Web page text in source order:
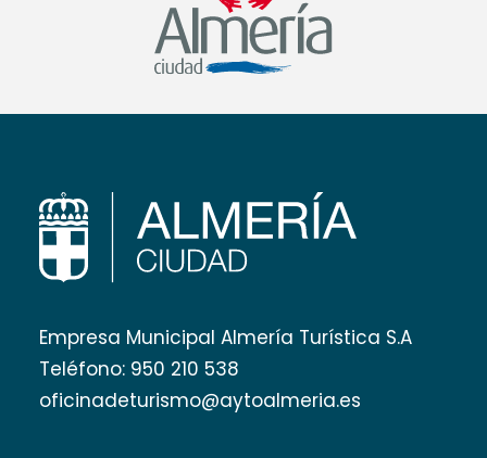
Empresa Municipal Almería Turística S.A
Teléfono: 950 210 538
oficinadeturismo@aytoalmeria.es